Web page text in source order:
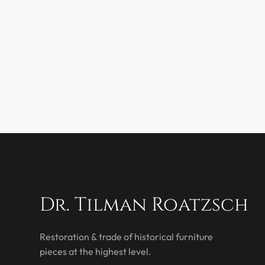
Dr. Tilman Roatzsch
Restoration & trade of historical furniture
pieces at the highest level.